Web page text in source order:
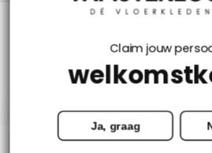
Mijn account
Categorieën
Claim jouw
Ja, graag